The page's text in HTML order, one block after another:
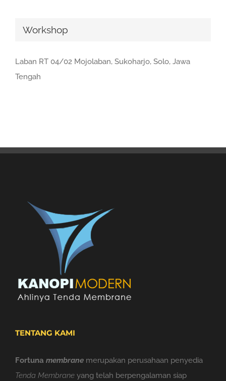
Workshop
Laban RT 04/02 Mojolaban, Sukoharjo, Solo, Jawa
Tengah
TENTANG KAMI
Fortuna membrane merupakan perusahaan penyedia
Tenda Membrane yang telah berpengalaman siap